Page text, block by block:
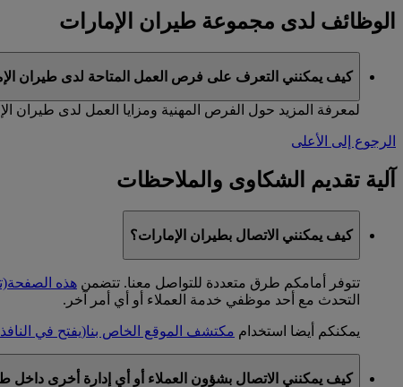
الوظائف لدى مجموعة طيران الإمارات
كيف يمكنني التعرف على فرص العمل المتاحة لدى طيران
لمعرفة المزيد حول الفرص المهنية ومزايا العمل لدى طيران
الرجوع إلى الأعلى
آلية تقديم الشكاوى والملاحظات
كيف يمكنني الاتصال بطيران الإمارات؟
تتوفر أمامكم طرق متعددة للتواصل معنا. تتضمن هذه الصفحة
التحدث مع أحد موظفي خدمة العملاء أو أي أمر آخر.
يمكنكم أيضا استخدام مكتشف الموقع الخاص بنا(يفتح في
كيف يمكنني الاتصال بشؤون العملاء أو أي إدارة أخرى داخل